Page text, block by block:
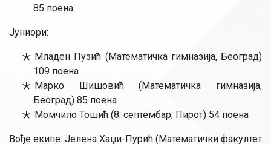
85 поена
Јуниори:
Младен Пузић (Математичка гимназија, Београд)
109 поена
Марко Шишовић (Математичка гимназија,
Београд) 85 поена
Момчило Тошић (8. септембар, Пирот) 54 поена
Вође екипе: Јелена Хаџи-Пурић (Математички факултет